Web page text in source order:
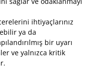
ihtiyaçlarınız
ya da
bir uyarı
ve yalnızca kritik